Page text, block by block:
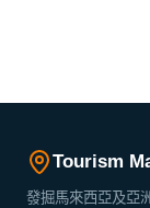
Tourism
發掘馬來西亞及亞